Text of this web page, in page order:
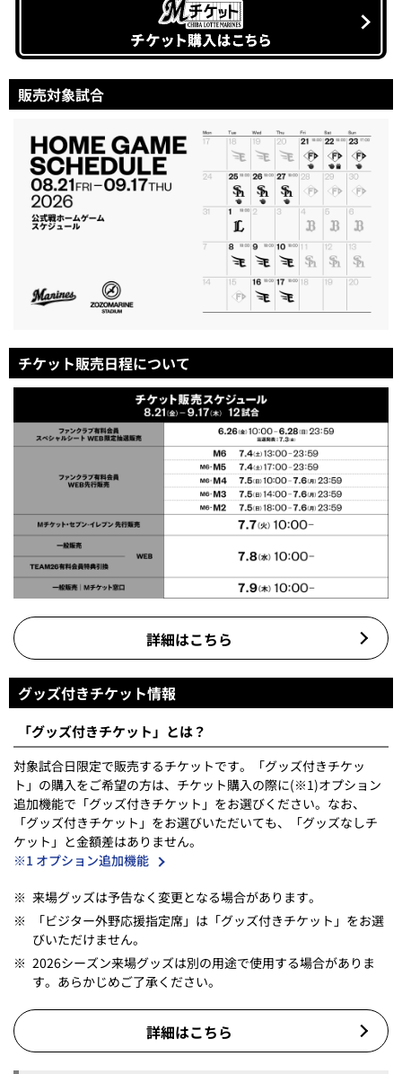
販売対象試合
チケット販売日程について
詳細はこちら
グッズ付きチケット情報
「グッズ付きチケット」とは？
対象試合日限定で販売するチケットです。「グッズ付きチケッ
ト」の購入をご希望の方は、チケット購入の際に(※1)オプション
追加機能で「グッズ付きチケット」をお選びください。なお、
「グッズ付きチケット」をお選びいただいても、「グッズなしチ
ケット」と金額差はありません。
※1 オプション追加機能
※ 来場グッズは予告なく変更となる場合があります。
※
「ビジター外野応援指定席」は「グッズ付きチケット」をお選
びいただけません。
※ 2026シーズン来場グッズは別の用途で使用する場合がありま
す。あらかじめご了承ください。
詳細はこちら